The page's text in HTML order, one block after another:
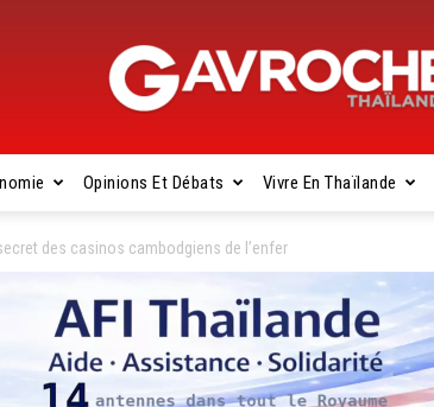
Gavroche
Thaïlande
Opinions Et Débats Vivre En Thaïlande
secret des casinos cambodgiens de l’enfer